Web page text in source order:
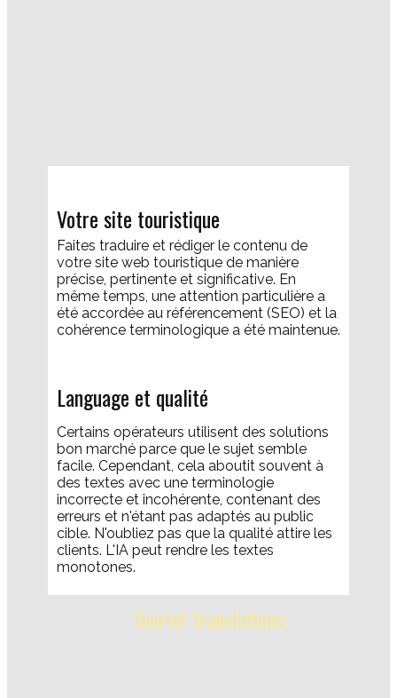
Tourist Translations
Votre site touristique
​Faites traduire et rédiger le contenu de
votre site web touristique de manière
précise, pertinente et significative. En
même temps, une attention particulière a
été accordée au référencement (SEO) et la
cohérence terminologique a été maintenue.
Language et qualité
​Certains opérateurs utilisent des solutions
bon marché parce que le sujet semble
facile. Cependant, cela aboutit souvent à
des textes avec une terminologie
incorrecte et incohérente, contenant des
erreurs et n'étant pas adaptés au public
cible. N'oubliez pas que la qualité attire les
clients. L'IA peut rendre les textes
monotones.